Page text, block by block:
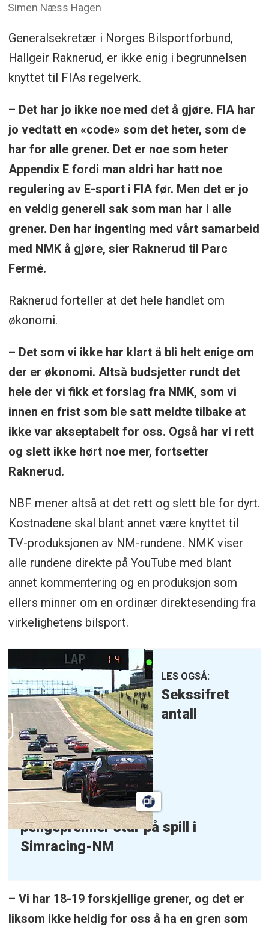
Simen Næss Hagen
Generalsekretær i Norges Bilsportforbund,
Hallgeir Raknerud, er ikke enig i begrunnelsen
knyttet til FIAs regelverk.
– Det har jo ikke noe med det å gjøre. FIA har
jo vedtatt en «code» som det heter, som de
har for alle grener. Det er noe som heter
Appendix E fordi man aldri har hatt noe
regulering av E-sport i FIA før. Men det er jo
en veldig generell sak som man har i alle
grener. Den har ingenting med vårt samarbeid
med NMK å gjøre, sier Raknerud til Parc
Fermé.
Raknerud forteller at det hele handlet om
økonomi.
– Det som vi ikke har klart å bli helt enige om
der er økonomi. Altså budsjetter rundt det
hele der vi fikk et forslag fra NMK, som vi
innen en frist som ble satt meldte tilbake at
ikke var akseptabelt for oss. Også har vi rett
og slett ikke hørt noe mer, fortsetter
Raknerud.
NBF mener altså at det rett og slett ble for dyrt.
Kostnadene skal blant annet være knyttet til
TV-produksjonen av NM-rundene. NMK viser
alle rundene direkte på YouTube med blant
annet kommentering og en produksjon som
ellers minner om en ordinær direktesending fra
virkelighetens bilsport.
LES OGSÅ:
Sekssifret
antall
pengepremierstår på spill i
Simracing-NM
– Vi har 18-19 forskjellige grener, og det er
liksom ikke heldig for oss å ha en gren som